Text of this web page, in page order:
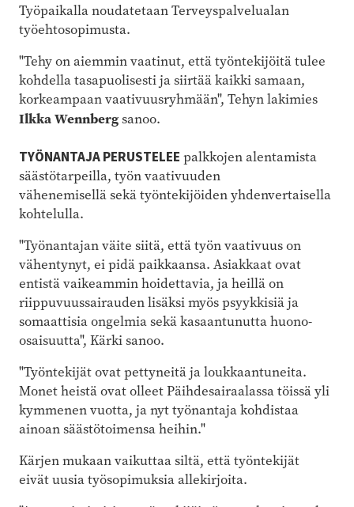
Työpaikalla noudatetaan Terveyspalvelualan
työehtosopimusta.
"Tehy on aiemmin vaatinut, että työntekijöitä tulee
kohdella tasapuolisesti ja siirtää kaikki samaan,
korkeampaan vaativuusryhmään", Tehyn lakimies
Ilkka Wennbergsanoo.
TYÖNANTAJA PERUSTELEE palkkojen alentamista
säästötarpeilla, työn vaativuuden
vähenemisellä sekä työntekijöiden yhdenvertaisella
kohtelulla.
"Työnantajan väite siitä, että työn vaativuus on
vähentynyt, ei pidä paikkaansa. Asiakkaat ovat
entistä vaikeammin hoidettavia, ja heillä on
riippuvuussairauden lisäksi myös psyykkisiä ja
somaattisia ongelmia sekä kasaantunutta huono-
osaisuutta", Kärki sanoo.
"Työntekijät ovat pettyneitä ja loukkaantuneita.
Monet heistä ovat olleet Päihdesairaalassa töissä yli
kymmenen vuotta, ja nyt työnantaja kohdistaa
ainoan säästötoimensa heihin."
Kärjen mukaan vaikuttaa siltä, että työntekijät
eivät uusia työsopimuksia allekirjoita.